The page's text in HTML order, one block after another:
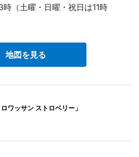
（土曜・日曜・祝日は11時
地図を見る
ロワッサン ストロベリー」